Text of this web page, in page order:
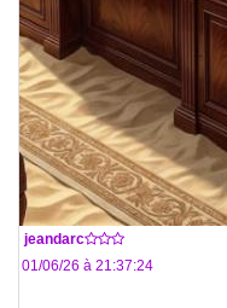
jeandarc
Le 01/06/26 à 21:37:24